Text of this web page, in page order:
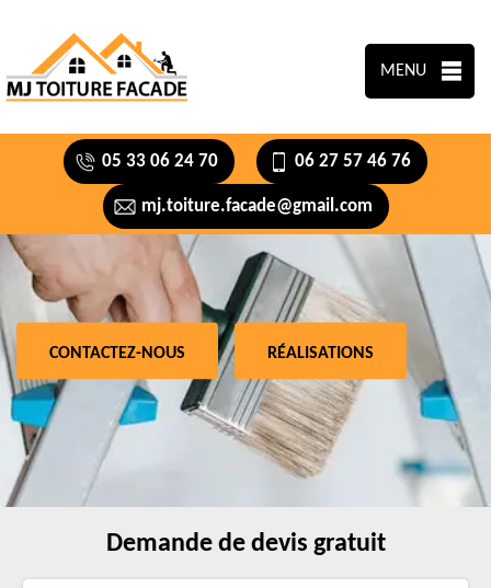
MENU
05 33 06 24 70 06 27 57 46 76
mj.toiture.facade@gmail.com
CONTACTEZ-NOUS RÉALISATIONS
Demande de devis gratuit